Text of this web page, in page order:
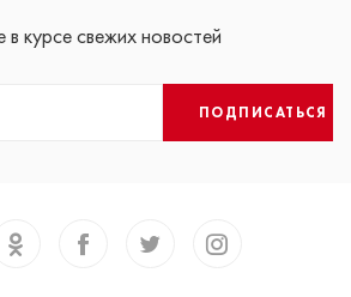
в курсе свежих новостей
ПОДПИСАТЬСЯ